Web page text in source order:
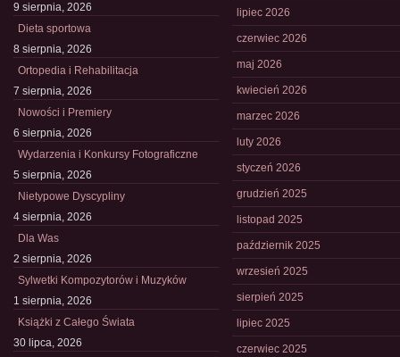
9 sierpnia, 2026
Dieta sportowa
8 sierpnia, 2026
Ortopedia i Rehabilitacja
7 sierpnia, 2026
Nowości i Premiery
6 sierpnia, 2026
Wydarzenia i Konkursy Fotograficzne
5 sierpnia, 2026
Nietypowe Dyscypliny
4 sierpnia, 2026
Dla Was
2 sierpnia, 2026
Sylwetki Kompozytorów i Muzyków
1 sierpnia, 2026
Książki z Całego Świata
30 lipca, 2026
lipiec 2026
czerwiec 2026
maj 2026
kwiecień 2026
marzec 2026
luty 2026
styczeń 2026
grudzień 2025
listopad 2025
październik 2025
wrzesień 2025
sierpień 2025
lipiec 2025
czerwiec 2025